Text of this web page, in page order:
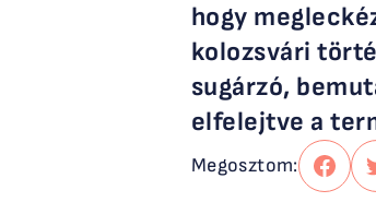
hogy
kolozsvári
sugárzó,
elfelejtve a
Megosztom: